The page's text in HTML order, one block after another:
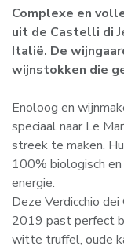
Complexe en
uit de Castelli di
Italië. De
wijnstokken die
Enoloog en
speciaal naar Le
streek te maken.
100% biologisch
energie.
Deze Verdicchio
2019 past perfect
witte truffel, oude